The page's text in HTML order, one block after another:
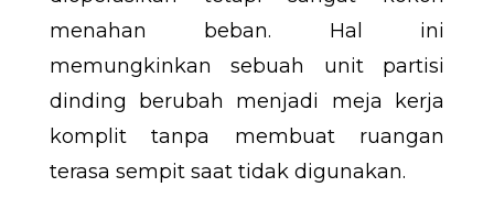
menahan beban. Hal ini
memungkinkan sebuah unit partisi
dinding berubah menjadi meja kerja
komplit tanpa membuat ruangan
terasa sempit saat tidak digunakan.